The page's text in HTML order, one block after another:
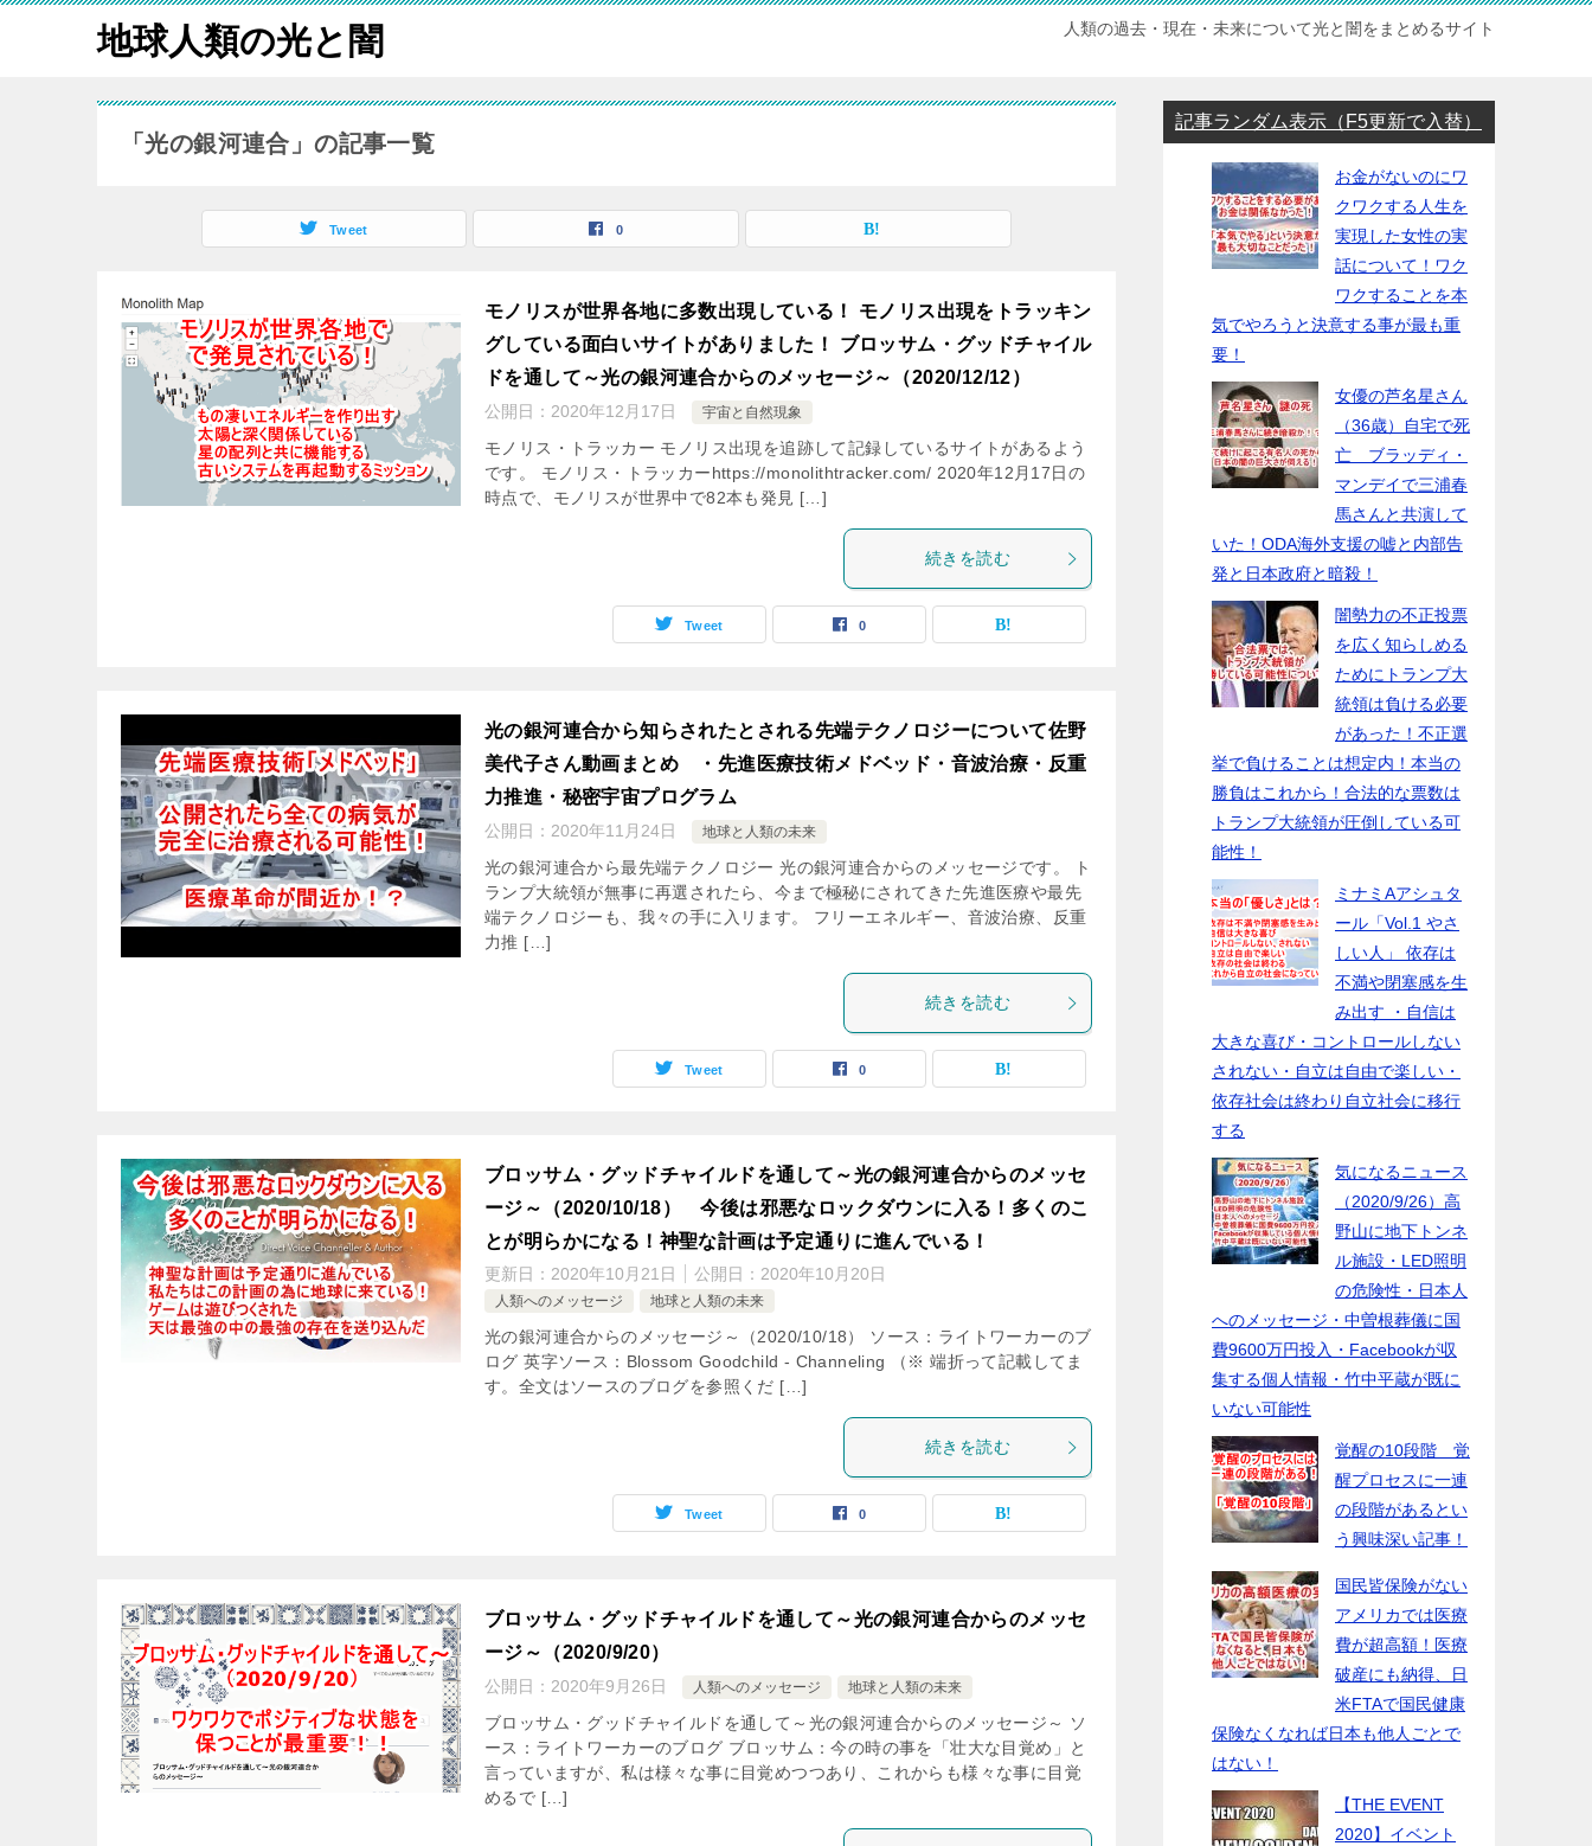
地球人類の光と闇 人類の過去・現在・未来について光と闇をまとめるサイト
「光の銀河連合」の記事一覧
Tweet 0
モノリスが世界各地に多数出現している！ モノリス出現をトラッキン
グしている面白いサイトがありました！ ブロッサム・グッドチャイル
ドを通して～光の銀河連合からのメッセージ～（2020/12/12）
公開日： 2020年12月17日 宇宙と自然現象
モノリス・トラッカー モノリス出現を追跡して記録しているサイトがあるよう
です。 モノリス・トラッカーhttps://monolithtracker.com/ 2020年12月17日の
時点で、モノリスが世界中で82本も発見 […]
続きを読む
Tweet 0
光の銀河連合から知らされたとされる先端テクノロジーについて佐野
美代子さん動画まとめ ・先進医療技術メドベッド・音波治療・反重
力推進・秘密宇宙プログラム
公開日： 2020年11月24日 地球と人類の未来
光の銀河連合から最先端テクノロジー 光の銀河連合からのメッセージです。 ト
ランプ大統領が無事に再選されたら、今まで極秘にされてきた先進医療や最先
端テクノロジーも、我々の手に入リます。 フリーエネルギー、音波治療、反重
力推 […]
続きを読む
Tweet 0
ブロッサム・グッドチャイルドを通して～光の銀河連合からのメッセ
ージ～（2020/10/18） 今後は邪悪なロックダウンに入る！多くのこ
とが明らかになる！神聖な計画は予定通りに進んでいる！
更新日： 2020年10月21日 公開日： 2020年10月20日
人類へのメッセージ 地球と人類の未来
光の銀河連合からのメッセージ～（2020/10/18） ソース：ライトワーカーのブ
ログ 英字ソース：Blossom Goodchild - Channeling （※ 端折って記載してま
す。全文はソースのブログを参照くだ […]
続きを読む
Tweet 0
ブロッサム・グッドチャイルドを通して～光の銀河連合からのメッセ
ージ～（2020/9/20）
公開日： 2020年9月26日 人類へのメッセージ 地球と人類の未来
ブロッサム・グッドチャイルドを通して～光の銀河連合からのメッセージ～ ソ
ース：ライトワーカーのブログ ブロッサム：今の時の事を「壮大な目覚め」と
言っていますが、私は様々な事に目覚めつつあり、これからも様々な事に目覚
めるで […]
記事ランダム表示（F5更新で入替）
お金がないのにワ
クワクする人生を
実現した女性の実
話について！ワク
ワクすることを本
気でやろうと決意する事が最も重
要！
女優の芦名星さん
（36歳）自宅で死
亡 ブラッディ・
マンデイで三浦春
馬さんと共演して
いた！ODA海外支援の嘘と内部告
発と日本政府と暗殺！
闇勢力の不正投票
を広く知らしめる
ためにトランプ大
統領は負ける必要
があった！不正選
挙で負けることは想定内！本当の
勝負はこれから！合法的な票数は
トランプ大統領が圧倒している可
能性！
ミナミAアシュタ
ール「Vol.1 やさ
しい人」 依存は
不満や閉塞感を生
み出す ・自信は
大きな喜び・コントロールしない
されない・自立は自由で楽しい・
依存社会は終わり自立社会に移行
する
気になるニュース
（2020/9/26）高
野山に地下トンネ
ル施設・LED照明
の危険性・日本人
へのメッセージ・中曽根葬儀に国
費9600万円投入・Facebookが収
集する個人情報・竹中平蔵が既に
いない可能性
覚醒の10段階 覚
醒プロセスに一連
の段階があるとい
う興味深い記事！
国民皆保険がない
アメリカでは医療
費が超高額！医療
破産にも納得、日
米FTAで国民健康
保険なくなれば日本も他人ごとで
はない！
【THE EVENT
2020】イベント